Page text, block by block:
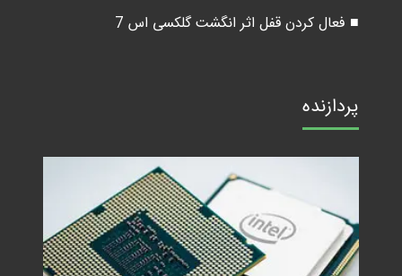
■ فعال کردن قفل اثر انگشت گلکسی اس 7
پردازنده